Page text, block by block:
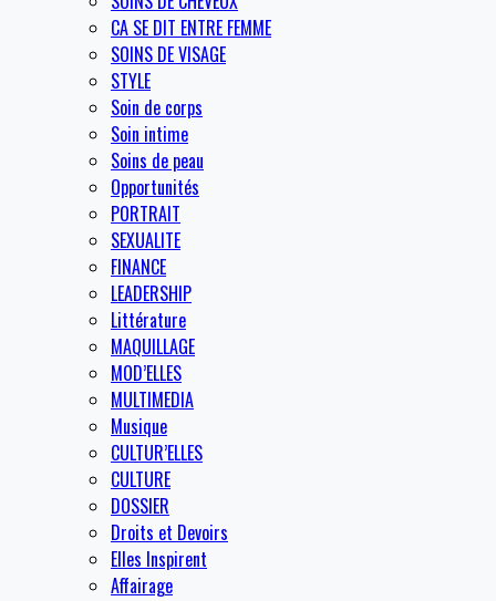
CA SE DIT ENTRE FEMME
SOINS DE VISAGE
STYLE
Soin de corps
Soin intime
Soins de peau
Opportunités
PORTRAIT
SEXUALITE
FINANCE
LEADERSHIP
Littérature
MAQUILLAGE
MOD’ELLES
MULTIMEDIA
Musique
CULTUR’ELLES
CULTURE
DOSSIER
Droits et Devoirs
Elles Inspirent
Affairage